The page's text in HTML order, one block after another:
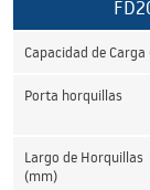
Capacidad de Carga
Porta horquillas
Largo de Horquillas
(mm)